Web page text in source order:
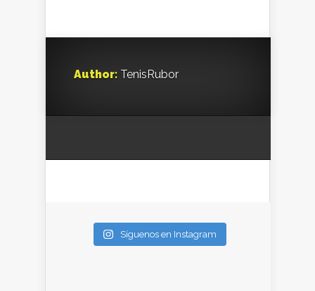
Author: TenisRubor
Síguenos en Instagram